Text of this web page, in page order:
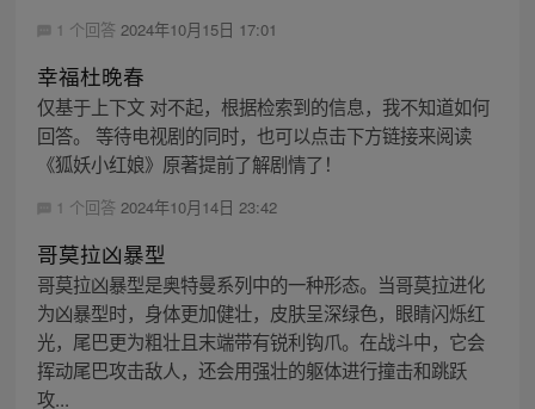
1 个回答 2024年10月15日 17:01
幸福杜晚春
仅基于上下文 对不起，根据检索到的信息，我不知道如何
回答。 等待电视剧的同时，也可以点击下方链接来阅读
《狐妖小红娘》原著提前了解剧情了！
1 个回答 2024年10月14日 23:42
哥莫拉凶暴型
哥莫拉凶暴型是奥特曼系列中的一种形态。当哥莫拉进化
为凶暴型时，身体更加健壮，皮肤呈深绿色，眼睛闪烁红
光，尾巴更为粗壮且末端带有锐利钩爪。在战斗中，它会
挥动尾巴攻击敌人，还会用强壮的躯体进行撞击和跳跃
攻...